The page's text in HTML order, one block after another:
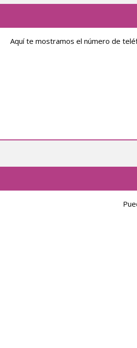
Aquí te mostramos el número de